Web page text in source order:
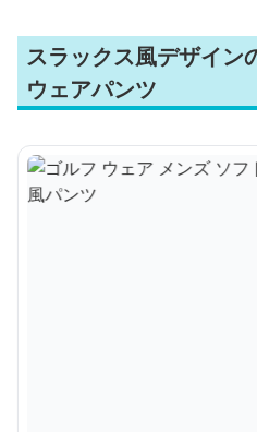
スラックス風デザイン
ウェアパンツ